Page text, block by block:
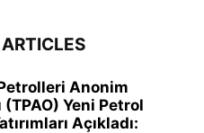
Anonim
(TPAO) Yeni Petrol
Açıkladı: